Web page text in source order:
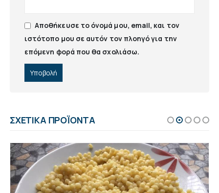
Αποθήκευσε το όνομά μου, email, και τον
ιστότοπο μου σε αυτόν τον πλοηγό για την
επόμενη φορά που θα σχολιάσω.
ΣΧΕΤΙΚΆ ΠΡΟΪΌΝΤΑ